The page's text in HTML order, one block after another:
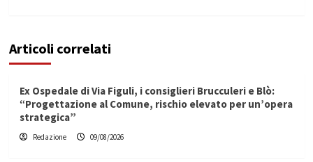
Articoli correlati
Ex Ospedale di Via Figuli, i consiglieri Brucculeri e Blò:
“Progettazione al Comune, rischio elevato per un’opera
strategica”
Redazione 09/08/2026